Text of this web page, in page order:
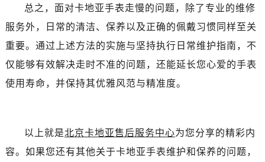
总之，面对卡地亚手表走慢的问题，除了专业的维修
服务外，日常的清洁、保养以及正确的佩戴习惯同样至关
重要。通过上述方法的实施与坚持执行日常维护指南，不
仅能够有效解决走时不准的问题，还能延长您心爱的手表
使用寿命，并保持其优雅风范与精准度。
以上就是北京卡地亚售后服务中心为您分享的精彩内
容。如果您还有其他关于卡地亚手表维护和保养的问题，